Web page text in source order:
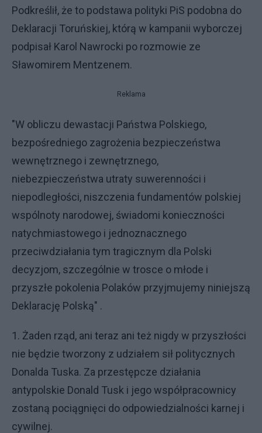
Podkreślił, że to podstawa polityki PiS podobna do
Deklaracji Toruńskiej, którą w kampanii wyborczej
podpisał Karol Nawrocki po rozmowie ze
Sławomirem Mentzenem.
Reklama
"W obliczu dewastacji Państwa Polskiego,
bezpośredniego zagrożenia bezpieczeństwa
wewnętrznego i zewnętrznego,
niebezpieczeństwa utraty suwerenności i
niepodległości, niszczenia fundamentów polskiej
wspólnoty narodowej, świadomi konieczności
natychmiastowego i jednoznacznego
przeciwdziałania tym tragicznym dla Polski
decyzjom, szczególnie w trosce o młode i
przyszłe pokolenia Polaków przyjmujemy niniejszą
Deklarację Polską" .
1. Żaden rząd, ani teraz ani też nigdy w przyszłości
nie będzie tworzony z udziałem sił politycznych
Donalda Tuska. Za przestępcze działania
antypolskie Donald Tusk i jego współpracownicy
zostaną pociągnięci do odpowiedzialności karnej i
cywilnej.